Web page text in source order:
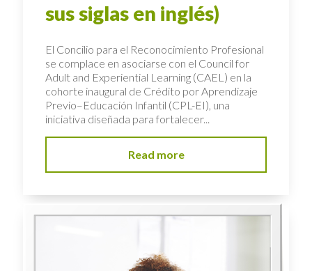
sus siglas en inglés)
El Concilio para el Reconocimiento Profesional
se complace en asociarse con el Council for
Adult and Experiential Learning (CAEL) en la
cohorte inaugural de Crédito por Aprendizaje
Previo–Educación Infantil (CPL-EI), una
iniciativa diseñada para fortalecer...
Read more